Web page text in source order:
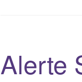
Alerte